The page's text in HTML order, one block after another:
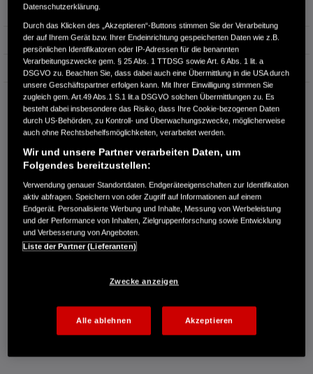
Hubraum
Erstzulassung 07.2019
Bauart SUV
AUTOHAUS TOTZ GMBH
Driburger Straße 5a
33034 Brakel
RUFEN SIE UNS AN:
0 52 72 - 95 88
Route planen
Händlerbestand anzeigen
Händler kontaktieren
PROBEFAHRT VEREINBAREN
Datenschutzerklärung.
Durch das Klicken des „Akzeptieren“-Buttons stimmen Sie der Verarbeitung
der auf Ihrem Gerät bzw. Ihrer Endeinrichtung gespeicherten Daten wie z.B.
persönlichen Identifikatoren oder IP-Adressen für die benannten
Verarbeitungszwecke gem. § 25 Abs. 1 TTDSG sowie Art. 6 Abs. 1 lit. a
DSGVO zu. Beachten Sie, dass dabei auch eine Übermittlung in die USA durch
unsere Geschäftspartner erfolgen kann. Mit Ihrer Einwilligung stimmen Sie
zugleich gem. Art.49 Abs.1 S.1 lit.a DSGVO solchen Übermittlungen zu. Es
besteht dabei insbesondere das Risiko, dass Ihre Cookie-bezogenen Daten
durch US-Behörden, zu Kontroll- und Überwachungszwecke, möglicherweise
auch ohne Rechtsbehelfsmöglichkeiten, verarbeitet werden.
Wir und unsere Partner verarbeiten Daten, um
Folgendes bereitzustellen:
Verwendung genauer Standortdaten. Endgeräteeigenschaften zur Identifikation
aktiv abfragen. Speichern von oder Zugriff auf Informationen auf einem
Endgerät. Personalisierte Werbung und Inhalte, Messung von Werbeleistung
und der Performance von Inhalten, Zielgruppenforschung sowie Entwicklung
und Verbesserung von Angeboten.
Liste der Partner (Lieferanten)
Zwecke anzeigen
Alle ablehnen Akzeptieren